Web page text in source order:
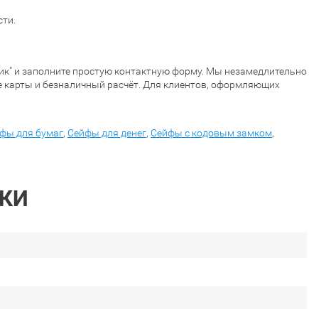
и заполните простую контактную форму. Мы незамедлительно
и безналичный расчёт. Для клиентов, оформляющих
для бумаг, Сейфы для денег, Сейфы с кодовым замком,